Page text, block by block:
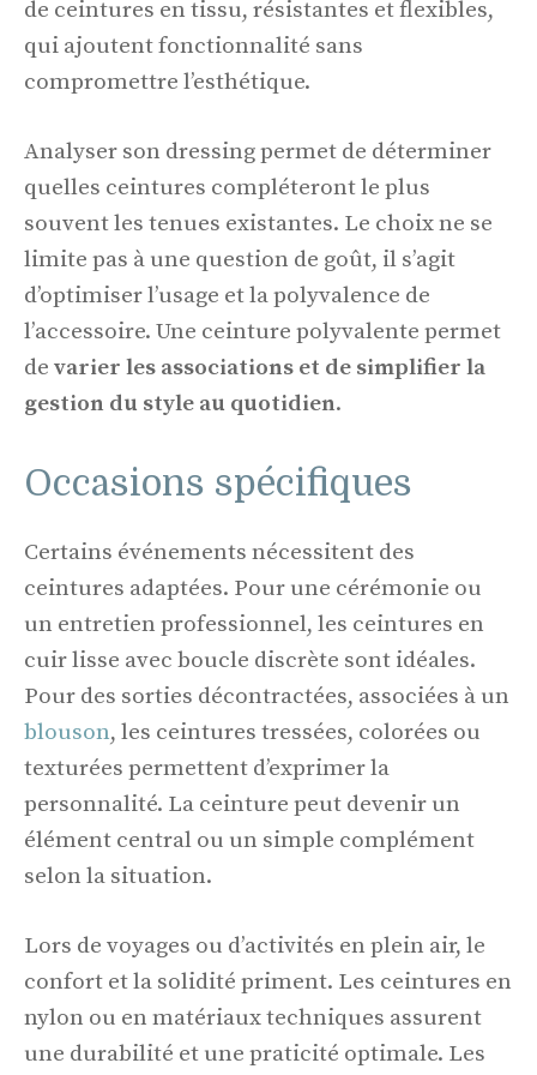
de ceintures en tissu, résistantes et flexibles,
qui ajoutent fonctionnalité sans
compromettre l’esthétique.
Analyser son dressing permet de déterminer
quelles ceintures compléteront le plus
souvent les tenues existantes. Le choix ne se
limite pas à une question de goût, il s’agit
d’optimiser l’usage et la polyvalence de
l’accessoire. Une ceinture polyvalente permet
de varier les associations et de simplifier la
gestion du style au quotidien.
Occasions spécifiques
Certains événements nécessitent des
ceintures adaptées. Pour une cérémonie ou
un entretien professionnel, les ceintures en
cuir lisse avec boucle discrète sont idéales.
Pour des sorties décontractées, associées à un
blouson, les ceintures tressées, colorées ou
texturées permettent d’exprimer la
personnalité. La ceinture peut devenir un
élément central ou un simple complément
selon la situation.
Lors de voyages ou d’activités en plein air, le
confort et la solidité priment. Les ceintures en
nylon ou en matériaux techniques assurent
une durabilité et une praticité optimale. Les